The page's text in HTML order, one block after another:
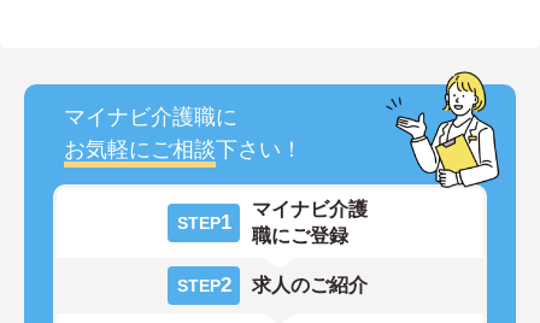
マイナビ介護職に
お気軽にご相談下さい！
STEP1
マイナビ介護
職にご登録
STEP2 求人のご紹介